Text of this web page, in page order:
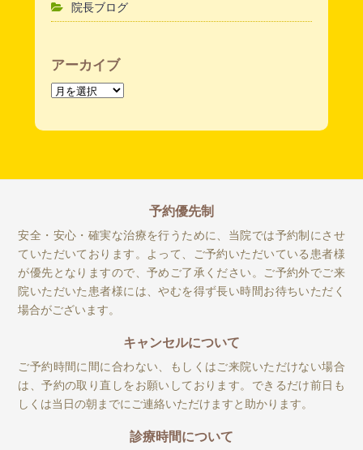
院長ブログ
アーカイブ
ア
カ
予約優先制
安全・安心・確実な治療を行うために、当院では予約制にさせ
ていただいております。よって、ご予約いただいている患者様
が優先となりますので、予めご了承ください。ご予約外でご来
院いただいた患者様には、やむを得ず長い時間お待ちいただく
場合がございます。
キャンセルについて
ご予約時間に間に合わない、もしくはご来院いただけない場合
は、予約の取り直しをお願いしております。できるだけ前日も
しくは当日の朝までにご連絡いただけますと助かります。
診療時間について